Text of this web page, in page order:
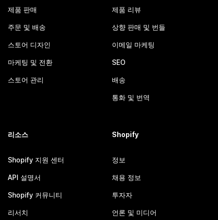
제품 판매
주문 및 배송
스토어 디자인
마케팅 및 전환
스토어 관리
제품 리뷰
상향 판매 및 번들
이메일 마케팅
SEO
배송
통화 및 번역
리소스
Shopify 지원 센터
API 설명서
Shopify 커뮤니티
리서치
Shopify
정보
채용 정보
투자자
언론 및 미디어